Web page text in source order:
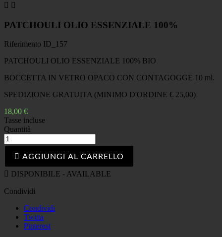
 
PATCHOULI OLIO ESSENZIALE 100%
Riferimento ID_157
PATCHOULI OLIO ESSENZIALE 100% BIO
BOCCETTA IN VETRO OPACO CON CONTAGOGGE 10 ml.
SPEDIZIONE GRATUITA (MINIMO D'ORDINE € 25,00)
18,00 €
Tasse incluse
Quantità
AGGIUNGI AL CARRELLO
 DISPONIBILE - AVAILABLE
Condividi
Condividi
Twitta
Pinterest